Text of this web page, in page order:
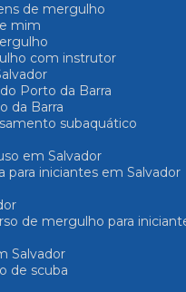
de mergulho
mim
com instrutor
Porto da Barra
da Barra
subaquático
em Salvador
para iniciantes em Salvador
de mergulho para
Salvador
de scuba